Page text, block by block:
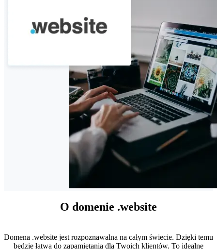
O domenie .website
Domena .website jest rozpoznawalna na całym świecie. Dzięki temu
będzie łatwa do zapamiętania dla Twoich klientów. To idealne